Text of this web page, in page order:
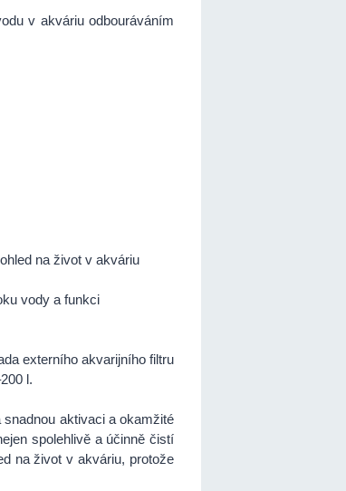
v akváriu odbouráváním
na život v akváriu
vody a funkci
externího akvarijního filtru
l.
aktivaci a okamžité
spolehlivě a účinně čistí
na život v akváriu, protože